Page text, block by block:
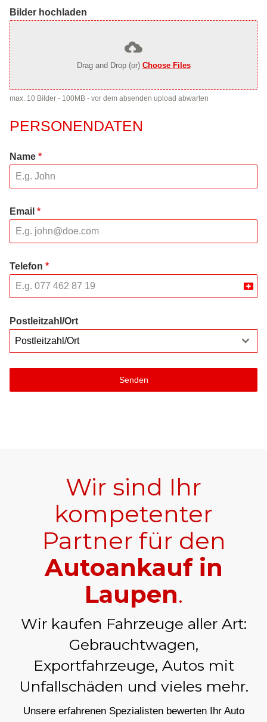
Bilder hochladen
Drag and Drop (or) Choose Files
max. 10 Bilder - 100MB - vor dem absenden upload abwarten
PERSONENDATEN
Name *
Email *
Telefon *
Postleitzahl/Ort
Postleitzahl/Ort
Senden
Wir sind Ihr
kompetenter
Partner für den
Autoankauf in
Laupen.
Wir kaufen Fahrzeuge aller Art:
Gebrauchtwagen,
Exportfahrzeuge, Autos mit
Unfallschäden und vieles mehr.
Unsere erfahrenen Spezialisten bewerten Ihr Auto